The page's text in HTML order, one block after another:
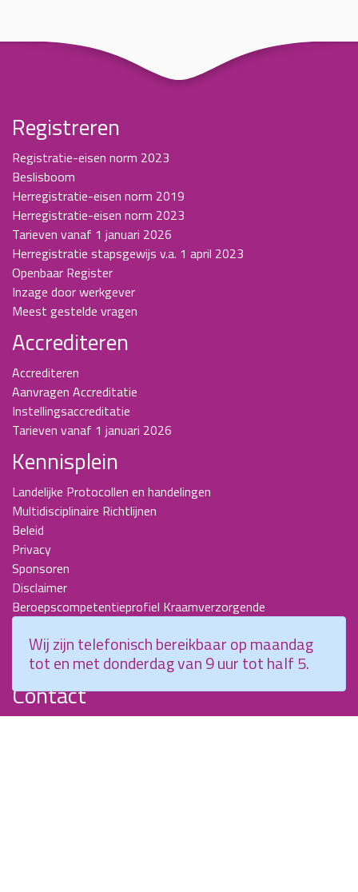
Registreren
Registratie-eisen norm 2023
Beslisboom
Herregistratie-eisen norm 2019
Herregistratie-eisen norm 2023
Tarieven vanaf 1 januari 2026
Herregistratie stapsgewijs v.a. 1 april 2023
Openbaar Register
Inzage door werkgever
Meest gestelde vragen
Accrediteren
Accrediteren
Aanvragen Accreditatie
Instellingsaccreditatie
Tarieven vanaf 1 januari 2026
Kennisplein
Landelijke Protocollen en handelingen
Multidisciplinaire Richtlijnen
Beleid
Privacy
Sponsoren
Disclaimer
Beroepscompetentieprofiel Kraamverzorgende
KCKZ-specials
Jaarverslagen
Contact
Wij zijn telefonisch bereikbaar op maandag
tot en met donderdag van 9 uur tot half 5.